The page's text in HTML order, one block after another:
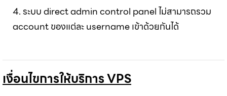
4. ระบบ direct admin control panel ไม่สามารถรวม
account ของแต่ละ username เข้าด้วยกันได้
เงื่อนไขการให้บริการ VPS